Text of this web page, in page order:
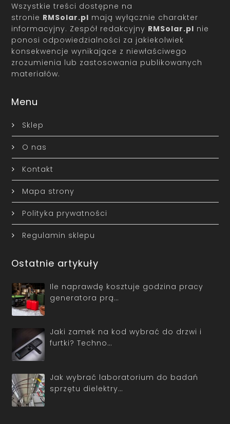
Wszystkie treści dostępne na
stronie RMSolar.pl mają wyłącznie charakter
informacyjny. Zespół redakcyjny RMSolar.pl nie
ponosi odpowiedzialności za jakiekolwiek
konsekwencje wynikające z niewłaściwego
zrozumienia lub zastosowania publikowanych
materiałów.
Menu
Sklep
O nas
Kontakt
Mapa strony
Polityka prywatności
Regulamin sklepu
Ostatnie artykuły
Ile naprawdę kosztuje godzina pracy
generatora prą…
Jaki zamek na kod wybrać do drzwi i
furtki? Techno…
Jak wybrać laboratorium do badań
sprzętu dielektry…